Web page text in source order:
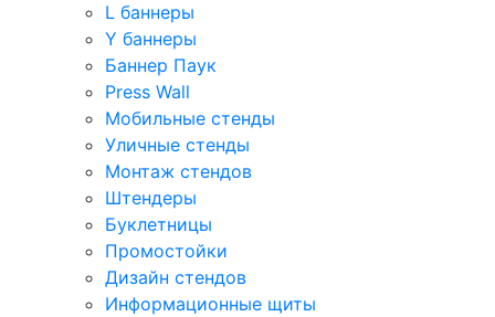
L баннеры
Y баннеры
Баннер Паук
Press Wall
Мобильные стенды
Уличные стенды
Монтаж стендов
Штендеры
Буклетницы
Промостойки
Дизайн стендов
Информационные щиты